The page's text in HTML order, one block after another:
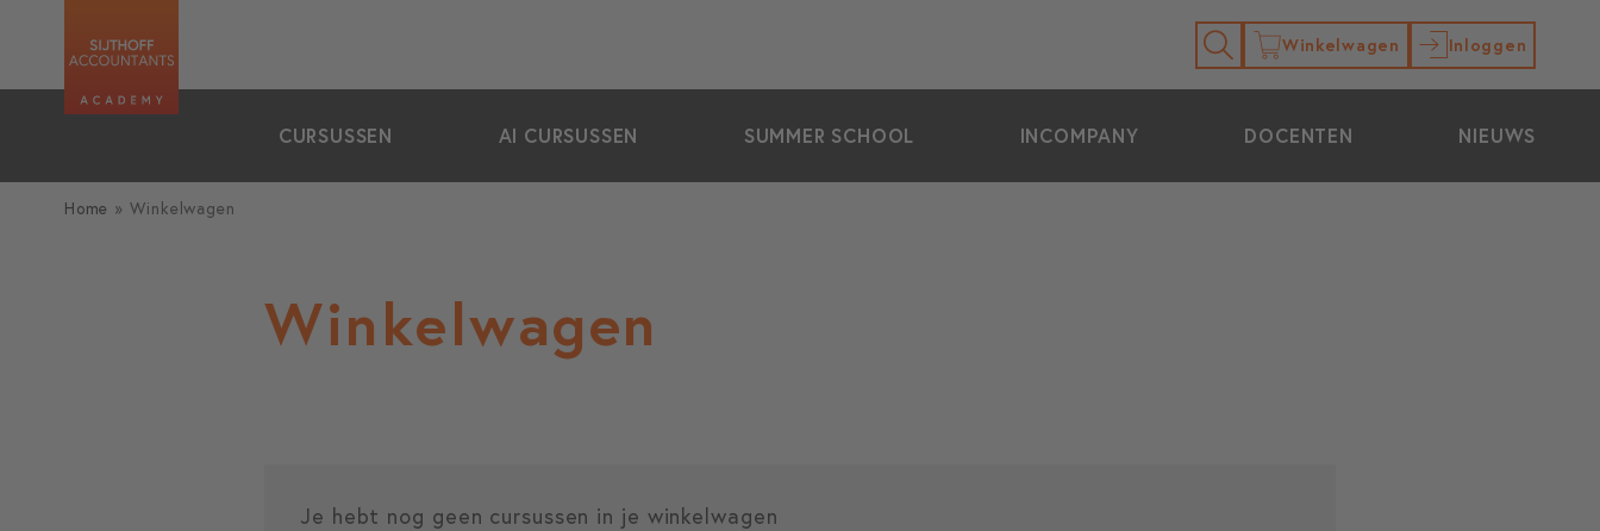
Winkelwagen Inloggen
CURSUSSEN AI CURSUSSEN SUMMER SCHOOL INCOMPANY DOCENTEN NIEUWS
Home »Winkelwagen
Winkelwagen
Je hebt nog geen cursussen in je winkelwagen